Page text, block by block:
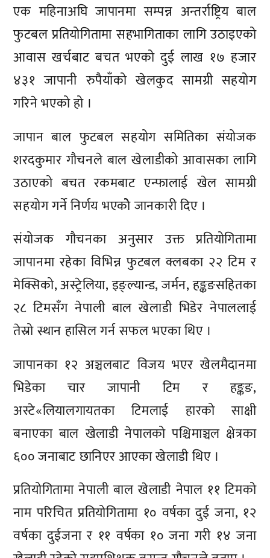
एक महिनाअघि जापानमा सम्पन्न अन्तर्राष्ट्रिय बाल
फुटबल प्रतियोगितामा सहभागिताका लागि उठाइएको
आवास खर्चबाट बचत भएको दुई लाख १७ हजार
४३१ जापानी रुपैयाँको खेलकुद सामग्री सहयोग
गरिने भएको हो ।
जापान बाल फुटबल सहयोग समितिका संयोजक
शरदकुमार गौचनले बाल खेलाडीको आवासका लागि
उठाएको बचत रकमबाट एन्फालाई खेल सामग्री
सहयोग गर्ने निर्णय भएकोे जानकारी दिए ।
संयोजक गौचनका अनुसार उक्त प्रतियोगितामा
जापानमा रहेका विभिन्न फुटबल क्लबका २२ टिम र
मेक्सिको, अस्ट्रेलिया, इङ्ल्यान्ड, जर्मन, हङ्कङसहितका
२८ टिमसँग नेपाली बाल खेलाडी भिडेर नेपाललाई
तेस्रो स्थान हासिल गर्न सफल भएका थिए ।
जापानका १२ अञ्चलबाट विजय भएर खेलमैदानमा
भिडेका चार जापानी टिम र हङ्कङ,
अस्टे«लियालगायतका टिमलाई हारको साक्षी
बनाएका बाल खेलाडी नेपालको पश्चिमाञ्चल क्षेत्रका
६०० जनाबाट छानिएर आएका खेलाडी थिए ।
प्रतियोगितामा नेपाली बाल खेलाडी नेपाल ११ टिमको
नाम परिचित प्रतियोगितामा १० वर्षका दुई जना, १२
वर्षका दुईजना र ११ वर्षका १० जना गरी १४ जना